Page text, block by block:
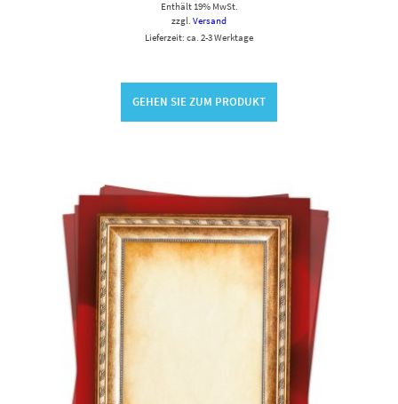
Enthält 19% MwSt.
zzgl. Versand
Lieferzeit: ca. 2-3 Werktage
GEHEN SIE ZUM PRODUKT